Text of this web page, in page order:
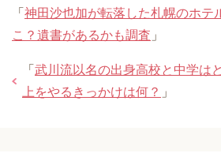
「 神田沙也加が転落した札幌のホテ
こ？遺書があるかも調査 」
「 武川流以名の出身高校と中学は
上をやるきっかけは何？ 」